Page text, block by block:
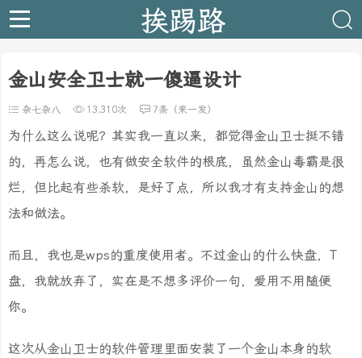
挨踢路
金山安全卫士就一傻逼设计
杂七杂八 13,310次 7条（来一发）
为什么这么说呢？其实我一直以来，都觉得金山卫士挺不错
的，再怎么说，也有做安全软件的根底，虽然金山毒霸是很
烂，但比起有些杀软，是好了点，所以我才有支持金山的想
法和做法。
而且，我也是wps的重度使用者。不过金山的什么快盘，T
盘，我就放弃了，实在是不想多评价一句，爱用不用随便
你。
这次从金山卫士的软件管理里面安装了一个金山本身的软